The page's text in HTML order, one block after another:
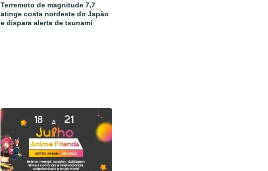
Terremoto de magnitude 7,7
atinge costa nordeste do Japão
e dispara alerta de tsunami